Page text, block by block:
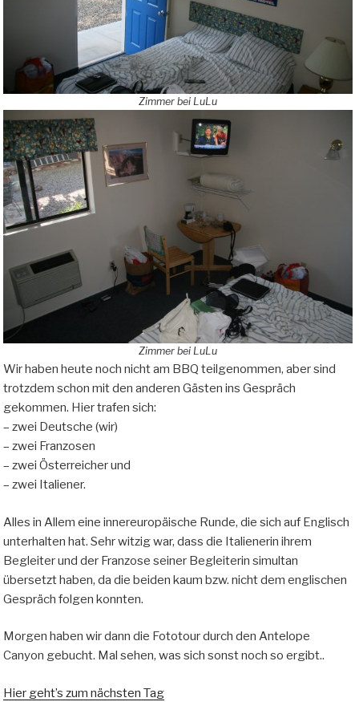
Zimmer bei LuLu
Zimmer bei LuLu
Wir haben heute noch nicht am BBQ teilgenommen, aber sind
trotzdem schon mit den anderen Gästen ins Gespräch
gekommen. Hier trafen sich:
– zwei Deutsche (wir)
– zwei Franzosen
– zwei Österreicher und
– zwei Italiener.
Alles in Allem eine innereuropäische Runde, die sich auf Englisch
unterhalten hat. Sehr witzig war, dass die Italienerin ihrem
Begleiter und der Franzose seiner Begleiterin simultan
übersetzt haben, da die beiden kaum bzw. nicht dem englischen
Gespräch folgen konnten.
Morgen haben wir dann die Fototour durch den Antelope
Canyon gebucht. Mal sehen, was sich sonst noch so ergibt..
Hier geht’s zum nächsten Tag